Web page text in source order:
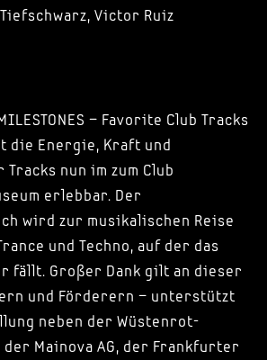
Victor Ruiz
– Favorite Club Tracks
die Energie, Kraft und
nun im zum Club
erlebbar. Der
wird zur musikalischen Reise
und Techno, auf der das
fällt. Großer Dank gilt an dieser
und Förderern – unterstützt
neben der Wüstenrot-
Mainova AG, der Frankfurter